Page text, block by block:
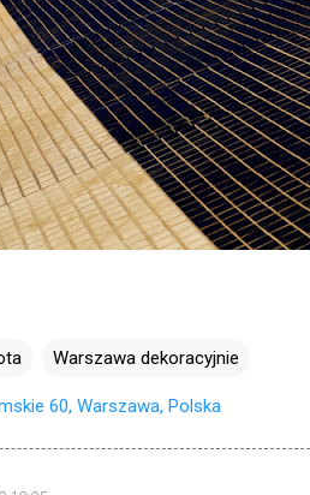
Warszawa dekoracyjnie
60, Warszawa, Polska